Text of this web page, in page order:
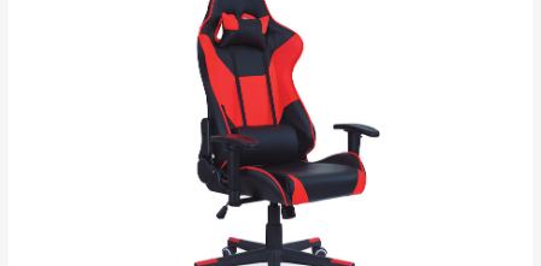
免 運
費
服 LINE →
下單前先詢問是否現貨 ，若未詢問下單後無
現貨我們客服會再來電或E-Mail與您聯絡
（洽詢方式請搜尋 L ine ID →
運送範圍：限定北至基隆，南至苗栗，偏遠
地區恕無法提供運送 (詳見運送規章)。